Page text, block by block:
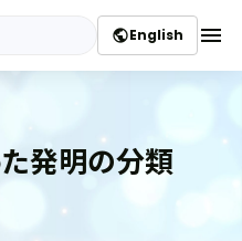
publicEnglish menu
発明の分類